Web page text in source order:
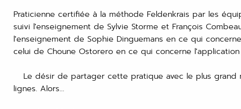
Praticienne certifiée à la méthode Feldenkrais par les
suivi l'enseignement de Sylvie Storme et François
l'enseignement de Sophie Dinguemans en ce qui
celui de Choune Ostorero en ce qui concerne
Le désir de partager cette pratique avec le plus grand
lignes. Alors…